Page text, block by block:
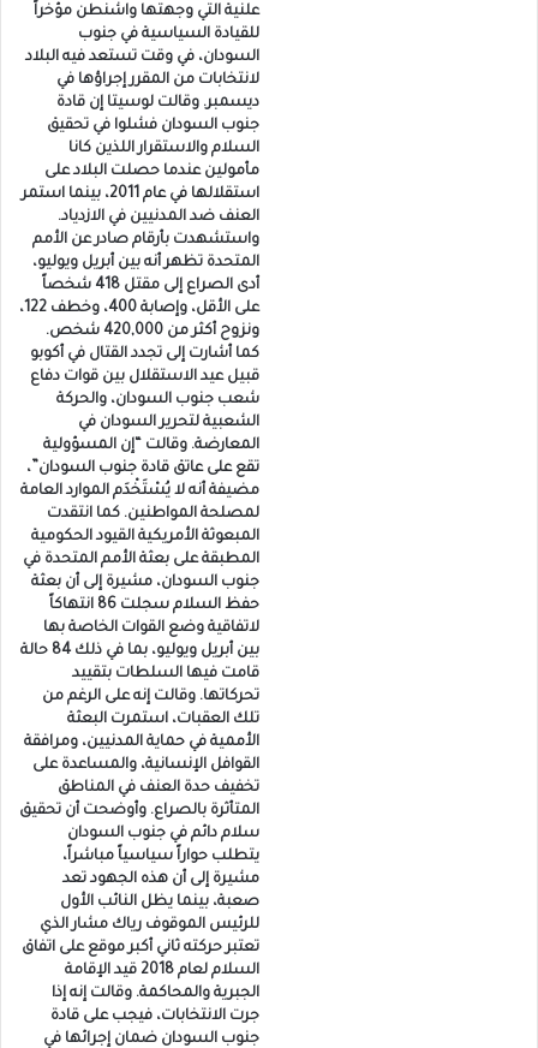
علنية التي وجهتها واشنطن مؤخراً
للقيادة السياسية في جنوب
السودان، في وقت تستعد فيه البلاد
لانتخابات من المقرر إجراؤها في
ديسمبر. وقالت لوسيتا إن قادة
جنوب السودان فشلوا في تحقيق
السلام والاستقرار اللذين كانا
مأمولين عندما حصلت البلاد على
استقلالها في عام 2011، بينما استمر
العنف ضد المدنيين في الازدياد.
واستشهدت بأرقام صادر عن الأمم
المتحدة تظهر أنه بين أبريل ويوليو،
أدى الصراع إلى مقتل 418 شخصاً
على الأقل، وإصابة 400، وخطف 122،
ونزوح أكثر من 420,000 شخص.
كما أشارت إلى تجدد القتال في أكوبو
قبيل عيد الاستقلال بين قوات دفاع
شعب جنوب السودان، والحركة
الشعبية لتحرير السودان في
المعارضة. وقالت “إن المسؤولية
تقع على عاتق قادة جنوب السودان”،
مضيفة أنه لا يُسْتَخْدَم الموارد العامة
لمصلحة المواطنين. كما انتقدت
المبعوثة الأمريكية القيود الحكومية
المطبقة على بعثة الأمم المتحدة في
جنوب السودان، مشيرة إلى أن بعثة
حفظ السلام سجلت 86 انتهاكاً
لاتفاقية وضع القوات الخاصة بها
بين أبريل ويوليو، بما في ذلك 84 حالة
قامت فيها السلطات بتقييد
تحركاتها. وقالت إنه على الرغم من
تلك العقبات، استمرت البعثة
الأممية في حماية المدنيين، ومرافقة
القوافل الإنسانية، والمساعدة على
تخفيف حدة العنف في المناطق
المتأثرة بالصراع. وأوضحت أن تحقيق
سلام دائم في جنوب السودان
يتطلب حواراً سياسياً مباشراً،
مشيرة إلى أن هذه الجهود تعد
صعبة، بينما يظل النائب الأول
للرئيس الموقوف رياك مشار الذي
تعتبر حركته ثاني أكبر موقع على اتفاق
السلام لعام 2018 قيد الإقامة
الجبرية والمحاكمة. وقالت إنه إذا
جرت الانتخابات، فيجب على قادة
جنوب السودان ضمان إجرائها في